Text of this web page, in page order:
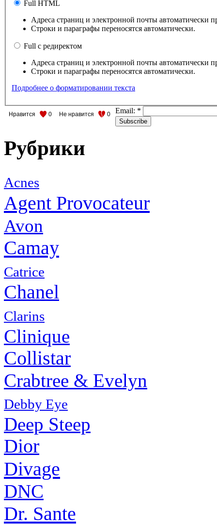
Full HTML
Адреса страниц и электронной почты автоматически
Строки и параграфы переносятся автоматически.
Full с редиректом
Адреса страниц и электронной почты автоматически
Строки и параграфы переносятся автоматически.
Подробнее о форматировании текста
Нравится 0 Не нравится 0 Email: *
Рубрики
Acnes
Agent Provocateur
Avon
Camay
Catrice
Chanel
Clarins
Clinique
Collistar
Crabtree & Evelyn
Debby Eye
Deep Steep
Dior
Divage
DNC
Dr. Sante